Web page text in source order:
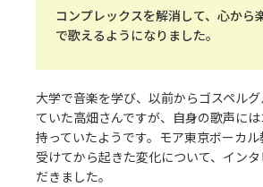
コンプレックスを解消して、心から
で歌えるようになりました。
大学で音楽を学び、以前からゴスペル
ていた高畑さんですが、自身の歌声に
持っていたようです。モア東京ボーカ
受けてから起きた変化について、イン
だきました。